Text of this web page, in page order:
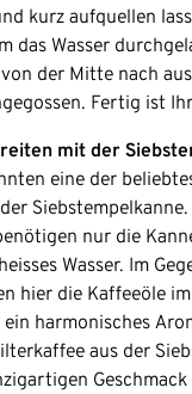
kurz aufquellen
das Wasser
der Mitte nach
Fertig ist
mit der
eine der
nur die
Wasser. Im
hier die Kaffeeöle
harmonisches
aus der